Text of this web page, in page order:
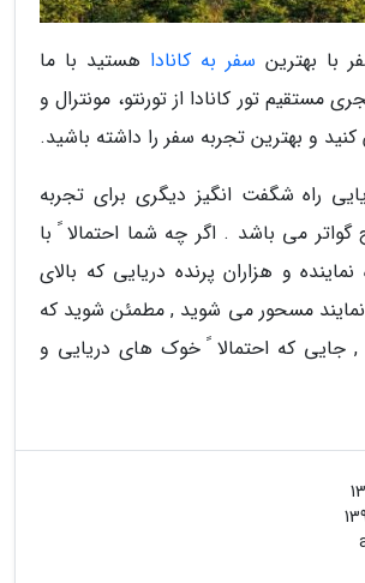
با بهترین سفر به کانادا هستید با ما
مستقیم تور کانادا از تورنتو، مونترال و
کنید و بهترین تجربه سفر را داشته باشید.
راه شگفت انگیز دیگری برای تجربه
می باشد . اگر چه شما احتمالا ً با
و هزاران پرنده دریایی که بالای
مسحور می شوید , مطمئن شوید که
جایی که احتمالا ً خوک های دریایی و